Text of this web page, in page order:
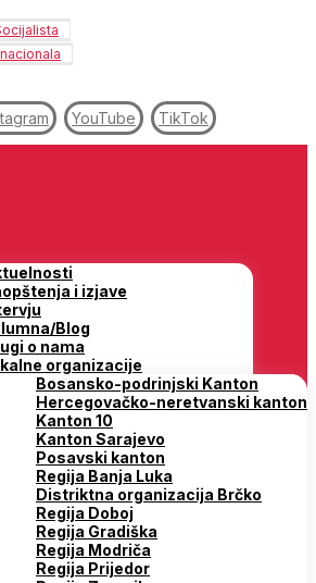
YouTube TikTok
i izjave
Blog
o nama
organizacije
Bosansko-podrinjski Kanton
Hercegovačko-neretvanski kanton
Kanton 10
Kanton Sarajevo
Posavski kanton
Regija Banja Luka
Distriktna organizacija Brčko
Regija Doboj
Regija Gradiška
Regija Modriča
Regija Prijedor